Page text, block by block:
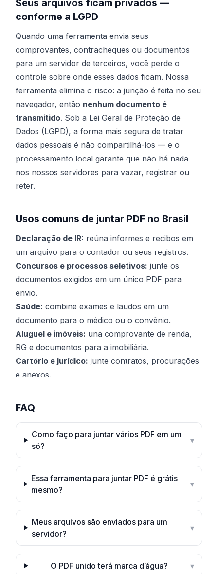
Seus arquivos ficam privados —
conforme a LGPD
Quando uma ferramenta envia seus
comprovantes, contracheques ou documentos
para um servidor de terceiros, você perde o
controle sobre onde esses dados ficam. Nossa
ferramenta elimina o risco: a junção é feita no seu
navegador, então nenhum documento é
transmitido. Sob a Lei Geral de Proteção de
Dados (LGPD), a forma mais segura de tratar
dados pessoais é não compartilhá-los — e o
processamento local garante que não há nada
nos nossos servidores para vazar, registrar ou
reter.
Usos comuns de juntar PDF no Brasil
Declaração de IR: reúna informes e recibos em
um arquivo para o contador ou seus registros.
Concursos e processos seletivos: junte os
documentos exigidos em um único PDF para
envio.
Saúde: combine exames e laudos em um
documento para o médico ou o convênio.
Aluguel e imóveis: una comprovante de renda,
RG e documentos para a imobiliária.
Cartório e jurídico: junte contratos, procurações
e anexos.
FAQ
Como faço para juntar vários PDF em um
só?
▾
Essa ferramenta para juntar PDF é grátis
mesmo?
▾
Meus arquivos são enviados para um
servidor?
▾
O PDF unido terá marca d’água? ▾